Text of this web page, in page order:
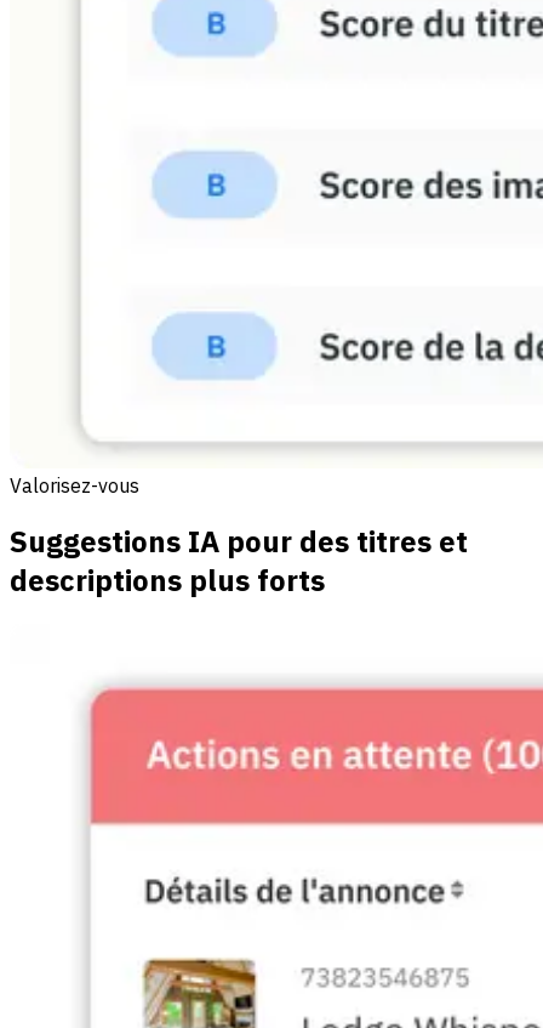
Valorisez-vous
Suggestions IA pour des titres et
descriptions plus forts